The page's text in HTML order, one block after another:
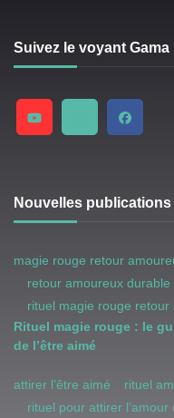
Suivez le voyant Gama
Nouvelles publications
magie rouge retour
retour amoureux durable
rituel magie rouge retour
Rituel magie rouge : le
de l’être aimé
attirer l’être aimé
rituel
rituel pour attirer l’amour